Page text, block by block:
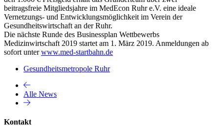
beitragsfreie Mitgliedsjahre im MedEcon Ruhr e.V. eine ideale
Vernetzungs- und Entwicklungsmöglichkeit im Verein der
Gesundheitswirtschaft an der Ruhr.
Die nächste Runde des Businessplan Wettbewerbs
Medizinwirtschaft 2019 startet am 1. März 2019. Anmeldungen ab
sofort unterwww.med-startbahn.de
Gesundheitsmetropole Ruhr
Alle News
Kontakt